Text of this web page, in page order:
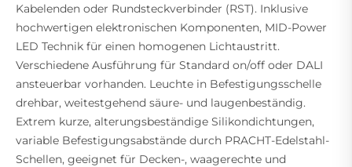
Kabelenden oder Rundsteckverbinder (RST). Inklusive
hochwertigen elektronischen Komponenten, MID-Power
LED Technik für einen homogenen Lichtaustritt.
Verschiedene Ausführung für Standard on/off oder DALI
ansteuerbar vorhanden. Leuchte in Befestigungsschelle
drehbar, weitestgehend säure- und laugenbeständig.
Extrem kurze, alterungsbeständige Silikondichtungen,
variable Befestigungsabstände durch PRACHT-Edelstahl-
Schellen, geeignet für Decken-, waagerechte und